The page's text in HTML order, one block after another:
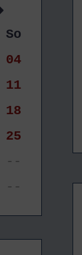
So
04
11
18
25
--
--